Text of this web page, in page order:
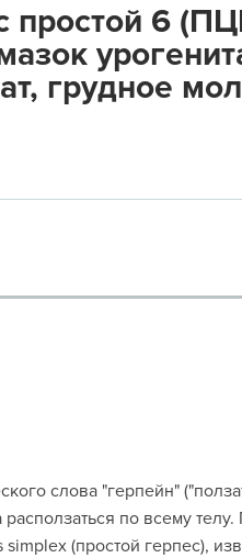
простой 6
грудное
слова "герпейн"
по всему
(простой герпес),